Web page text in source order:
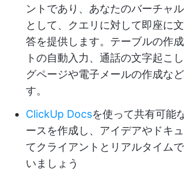
ントであり、あなたのバーチャ
として、クエリに対して即座に
答を提供します。テーブルの作
トの自動入力、通話の文字起こ
グページや電子メールの作成な
す。
ClickUp Docsを使って共有可能
ースを作成し、アイデアやドキ
てクライアントとリアルタイム
いましょう